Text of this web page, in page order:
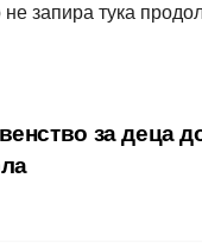
не запира тука
за деца